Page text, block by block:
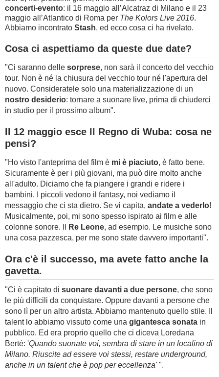
concerti-evento: il 16 maggio all’Alcatraz di Milano e il 23
maggio all’Atlantico di Roma per The Kolors Live 2016.
Abbiamo incontrato Stash, ed ecco cosa ci ha rivelato.
Cosa ci aspettiamo da queste due date?
"Ci saranno delle sorprese, non sarà il concerto del vecchio
tour. Non è né la chiusura del vecchio tour né l'apertura del
nuovo. Consideratele solo una materializzazione di un
nostro desiderio: tornare a suonare live, prima di chiuderci
in studio per il prossimo album".
Il 12 maggio esce Il Regno di Wuba: cosa ne
pensi?
"Ho visto l'anteprima del film è mi è piaciuto, è fatto bene.
Sicuramente è per i più giovani, ma può dire molto anche
all'adulto. Diciamo che fa piangere i grandi e ridere i
bambini. I piccoli vedono il fantasy, noi vediamo il
messaggio che ci sta dietro. Se vi capita, andate a vederlo!
Musicalmente, poi, mi sono spesso ispirato ai film e alle
colonne sonore. Il
Re Leone, ad esempio. Le musiche sono
una cosa pazzesca, per me sono state davvero importanti".
Ora c'è il successo, ma avete fatto anche la
gavetta.
"Ci è capitato di suonare davanti a due persone, che sono
le più difficili da conquistare. Oppure davanti a persone che
sono lì per un altro artista. Abbiamo mantenuto quello stile. Il
talent lo abbiamo vissuto come una gigantesca sonata in
pubblico. Ed era proprio quello che ci diceva Loredana
Berté: 'Quando suonate voi, sembra di stare in un localino di
Milano. Riuscite ad essere voi stessi, restare underground,
anche in un talent che è pop per eccellenza'".